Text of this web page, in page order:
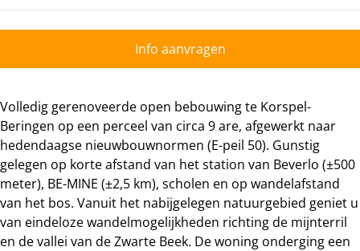
Info aanvragen
Volledig gerenoveerde open bebouwing te Korspel-
Beringen op een perceel van circa 9 are, afgewerkt naar
hedendaagse nieuwbouwnormen (E-peil 50). Gunstig
gelegen op korte afstand van het station van Beverlo (±500
meter), BE-MINE (±2,5 km), scholen en op wandelafstand
van het bos. Vanuit het nabijgelegen natuurgebied geniet u
van eindeloze wandelmogelijkheden richting de mijnterril
en de vallei van de Zwarte Beek. De woning onderging een